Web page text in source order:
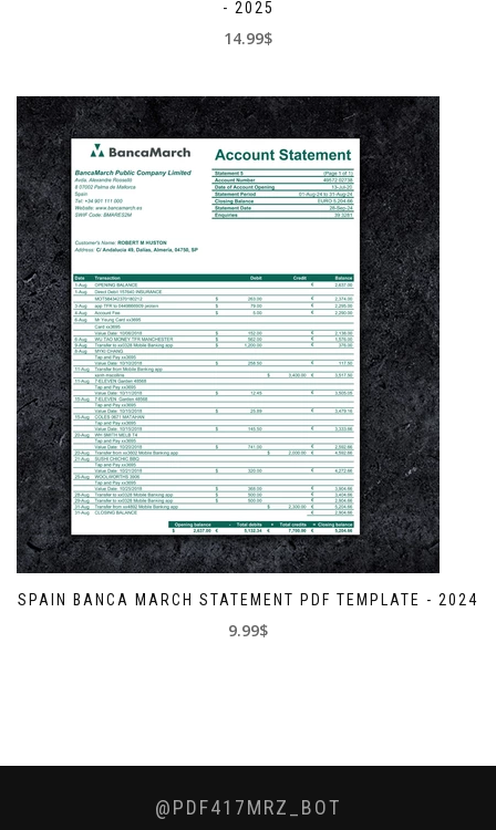
- 2025
14.99$
SPAIN BANCA MARCH STATEMENT PDF TEMPLATE - 2024
9.99$
@PDF417MRZ_BOT